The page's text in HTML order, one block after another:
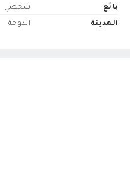
بائع
شخصي
المدينة
الدوحة